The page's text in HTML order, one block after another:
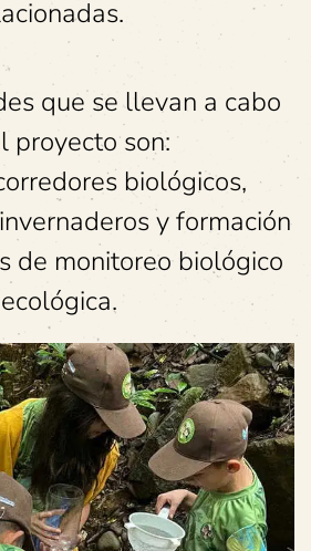
que se llevan a cabo
proyecto son:
biológicos,
y formación
de monitoreo biológico